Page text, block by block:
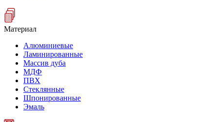
Материал
Алюминиевые
Ламинированные
Массив дуба
МДФ
ПВХ
Стеклянные
Шпонированные
Эмаль